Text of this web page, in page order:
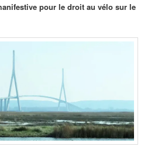
pour le droit au vélo sur le